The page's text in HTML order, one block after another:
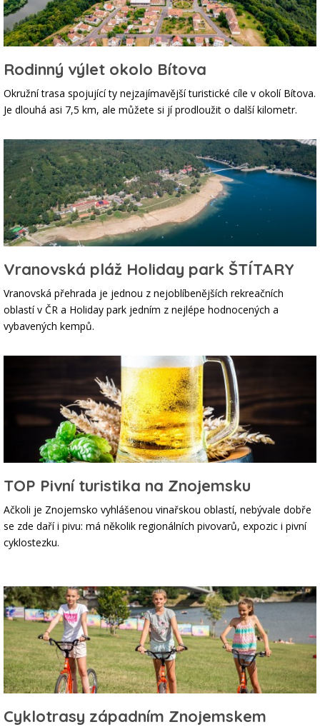
Rodinný výlet okolo Bítova
Okružní trasa spojující ty nejzajímavější turistické cíle v okolí Bítova.
Je dlouhá asi 7,5 km, ale můžete si jí prodloužit o další kilometr.
Vranovská pláž Holiday park ŠTÍTARY
Vranovská přehrada je jednou z nejoblíbenějších rekreačních
oblastí v ČR a Holiday park jedním z nejlépe hodnocených a
vybavených kempů.
TOP Pivní turistika na Znojemsku
Ačkoli je Znojemsko vyhlášenou vinařskou oblastí, nebývale dobře
se zde daří i pivu: má několik regionálních pivovarů, expozic i pivní
cyklostezku.
Cyklotrasy západním Znojemskem